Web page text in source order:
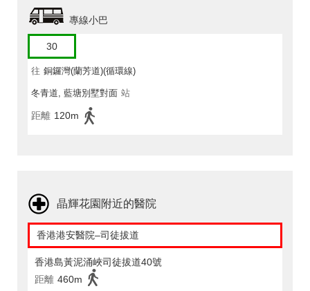
專線小巴
30
往 銅鑼灣(蘭芳道)(循環線)
冬青道, 藍塘別墅對面 站
距離 120m
晶輝花園附近的醫院
香港港安醫院–司徒拔道
香港島黃泥涌峽司徒拔道40號
距離 460m